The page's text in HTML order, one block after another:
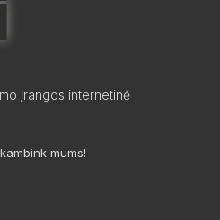
įrangos internetinė
mums!